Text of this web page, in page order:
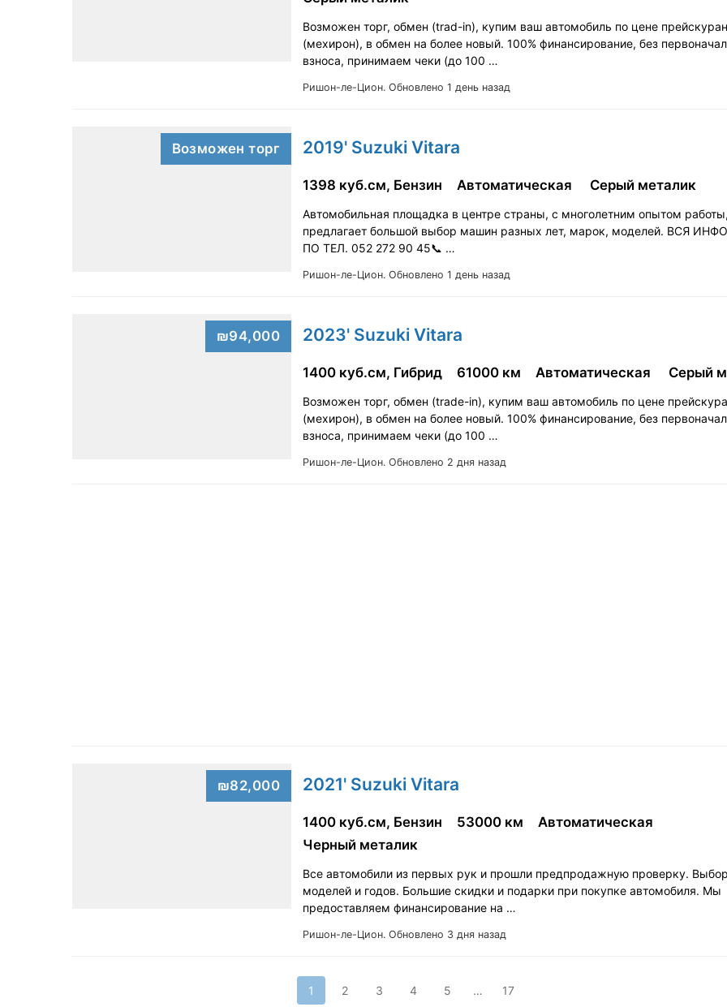
Ришон-ле-Цион. Обновлено 1 день назад
Возможен торг, обмен (trad-in), купим ваш автомобиль по цене
(мехирон), в обмен на более новый. 100% финансирование, без
взноса, принимаем чеки (до 100 …
Возможен торг 2019' Suzuki Vitara
Ришон-ле-Цион. Обновлено 1 день назад
1398 куб.см, Бензин Автоматическая Серый металик
Автомобильная площадка в центре страны, с многолетним опытом работы,
предлагает большой выбор машин разных лет, марок, моделей. ВСЯ
ПО ТЕЛ. 052 272 90 45📞 …
₪94,000 2023' Suzuki Vitara
Ришон-ле-Цион. Обновлено 2 дня назад
1400 куб.см, Гибрид 61000 км Автоматическая Серый
Возможен торг, обмен (tradе-in), купим ваш автомобиль по цене
(мехирон), в обмен на более новый. 100% финансирование, без
взноса, принимаем чеки (до 100 …
₪82,000 2021' Suzuki Vitara
Ришон-ле-Цион. Обновлено 3 дня назад
1400 куб.см, Бензин 53000 км
Автоматическая
Черный металик
Все автомобили из первых рук и прошли предпродажную проверку.
моделей и годов. Большие скидки и подарки при покупке автомобиля. Мы
предоставляем финансирование на …
1 2 3 4 5 … 17